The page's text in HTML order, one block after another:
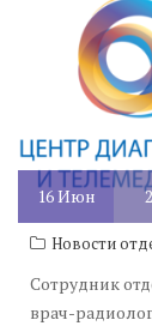
16Июн
Новости
Сотрудник
врач-